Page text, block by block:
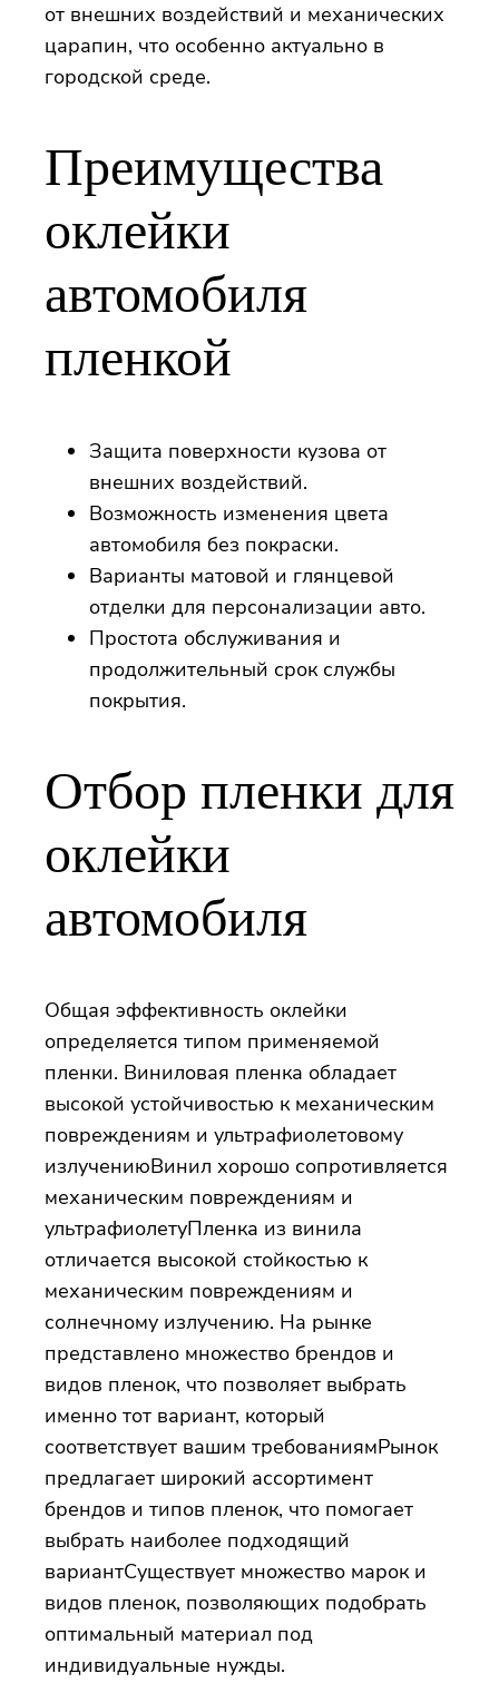
от внешних воздействий и механических
царапин, что особенно актуально в
городской среде.
Преимущества
оклейки
автомобиля
пленкой
Защита поверхности кузова от
внешних воздействий.
Возможность изменения цвета
автомобиля без покраски.
Варианты матовой и глянцевой
отделки для персонализации авто.
Простота обслуживания и
продолжительный срок службы
покрытия.
Отбор пленки для
оклейки
автомобиля
Общая эффективность оклейки
определяется типом применяемой
пленки. Виниловая пленка обладает
высокой устойчивостью к механическим
повреждениям и ультрафиолетовому
излучениюВинил хорошо сопротивляется
механическим повреждениям и
ультрафиолетуПленка из винила
отличается высокой стойкостью к
механическим повреждениям и
солнечному излучению. На рынке
представлено множество брендов и
видов пленок, что позволяет выбрать
именно тот вариант, который
соответствует вашим требованиямРынок
предлагает широкий ассортимент
брендов и типов пленок, что помогает
выбрать наиболее подходящий
вариантСуществует множество марок и
видов пленок, позволяющих подобрать
оптимальный материал под
индивидуальные нужды.